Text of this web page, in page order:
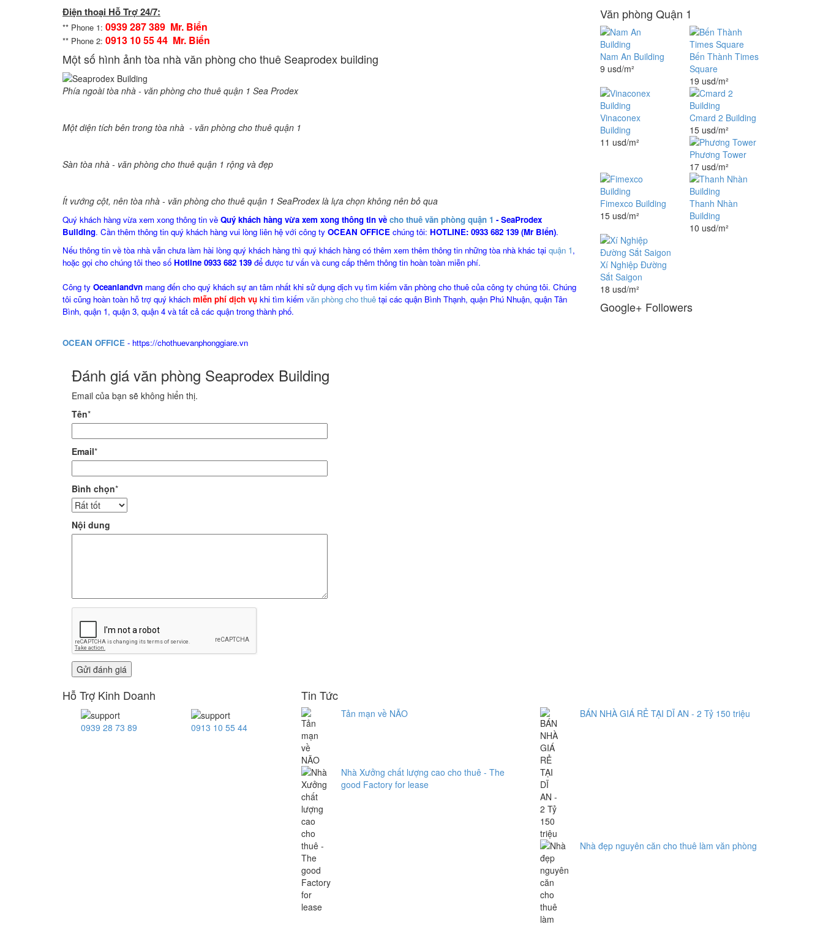
Điện thoại Hỗ Trợ 24/7:
** Phone 1: 0939 287 389 Mr. Biển
** Phone 2: 0913 10 55 44 Mr. Biển
Một số hình ảnh tòa nhà văn phòng cho thuê Seaprodex building
Phía ngoài tòa nhà - văn phòng cho thuê quận 1 Sea Prodex
Một diện tích bên trong tòa nhà - văn phòng cho thuê quận 1
Sàn tòa nhà - văn phòng cho thuê quận 1 rộng và đẹp
Ít vướng cột, nên tòa nhà - văn phòng cho thuê quận 1 SeaProdex là lựa chọn không nên bỏ qua
Quý khách hàng vừa xem xong thông tin về Quý khách hàng vừa xem xong thông tin về cho thuê văn phòng quận 1 - SeaProdex
Building. Cần thêm thông tin quý khách hàng vui lòng liên hệ với công ty OCEAN OFFICE chúng tôi: HOTLINE: 0933 682 139 (Mr Biển).
Nếu thông tin về tòa nhà vẫn chưa làm hài lòng quý khách hàng thì quý khách hàng có thêm xem thêm thông tin những tòa nhà khác tại quận 1,
hoặc gọi cho chúng tôi theo số Hotline 0933 682 139 để được tư vấn và cung cấp thêm thông tin hoàn toàn miễn phí.
Công ty Oceanlandvn mang đến cho quý khách sự an tâm nhất khi sử dụng dịch vụ tìm kiếm văn phòng cho thuê của công ty chúng tôi. Chúng
tôi cũng hoàn toàn hỗ trợ quý khách miễn phí dịch vụ khi tìm kiếm văn phòng cho thuê tại các quận Bình Thạnh, quận Phú Nhuận, quận Tân
Bình, quận 1, quận 3, quận 4 và tất cả các quận trong thành phố.
OCEAN OFFICE - https://chothuevanphonggiare.vn
Đánh giá văn phòng Seaprodex Building
Email của bạn sẽ không hiển thị.
Tên*
Email*
Bình chọn*
Nội dung
Văn phòng Quận 1
Nam An Building
9 usd/m²
Bến Thành Times
Square
19 usd/m²
Vinaconex
Building
11 usd/m²
Cmard 2 Building
15 usd/m²
Phương Tower
17 usd/m²
Fimexco Building
15 usd/m²
Thanh Nhàn
Building
10 usd/m²
Xí Nghiệp Đường
Sắt Saigon
18 usd/m²
Google+ Followers
Hỗ Trợ Kinh Doanh
0939 28 73 89 0913 10 55 44
Tin Tức
Tản mạn về NÃO
Nhà Xưởng chất lượng cao cho thuê - The
good Factory for lease
BÁN NHÀ GIÁ RẺ TẠI DĨ AN - 2 Tỷ 150 triệu
Nhà đẹp nguyên căn cho thuê làm văn phòng